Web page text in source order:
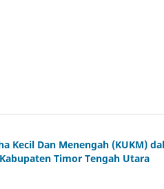
Kecil Dan Menengah (KUKM)
Timor Tengah Utara